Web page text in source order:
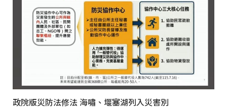
政院版災防法修法 海嘯、堰塞湖列入災害別